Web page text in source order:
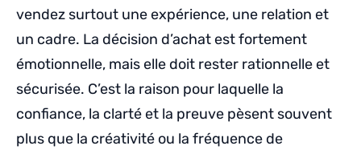
vendez surtout une expérience, une relation et
un cadre. La décision d’achat est fortement
émotionnelle, mais elle doit rester rationnelle et
sécurisée. C’est la raison pour laquelle la
confiance, la clarté et la preuve pèsent souvent
plus que la créativité ou la fréquence de